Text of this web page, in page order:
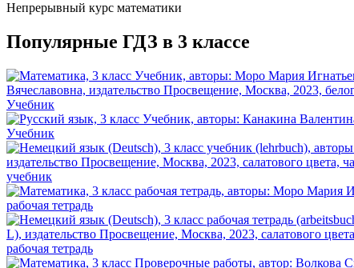
Непрерывный курс математики
Популярные ГДЗ в 3 классе
Учебник
Учебник
учебник
рабочая тетрадь
рабочая тетрадь